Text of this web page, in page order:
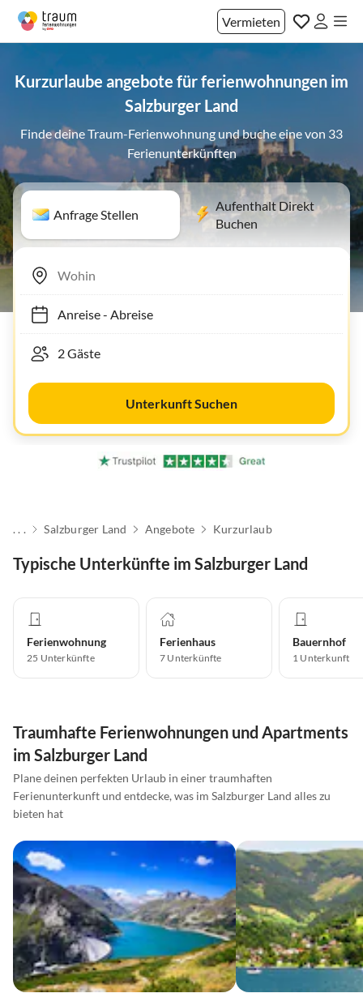
Vermieten
Kurzurlaube angebote für ferienwohnungen im
Salzburger Land
Finde deine Traum-Ferienwohnung und buche eine von 33
Ferienunterkünften
Anfrage Stellen
Aufenthalt Direkt
Buchen
Anreise- Abreise
Unterkunft Suchen
. . . Salzburger Land Angebote Kurzurlaub
Typische Unterkünfte im Salzburger Land
Ferienwohnung
25 Unterkünfte
Ferienhaus
7 Unterkünfte
Bauernhof
1 Unterkunft
Traumhafte Ferienwohnungen und Apartments
im Salzburger Land
Plane deinen perfekten Urlaub in einer traumhaften
Ferienunterkunft und entdecke, was im Salzburger Land alles zu
bieten hat